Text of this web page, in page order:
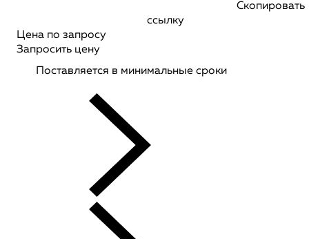
Скопировать
ссылку
Цена по запросу
Запросить цену
Поставляется в минимальные сроки